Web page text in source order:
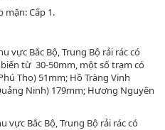
mặn: Cấp 1.
vực Bắc Bộ, Trung Bộ rải rác có
từ 30-50mm, một số trạm có
Thọ) 51mm; Hồ Tràng Vinh
Ninh) 179mm; Hương Nguyên
vực Bắc Bộ, Trung Bộ rải rác có